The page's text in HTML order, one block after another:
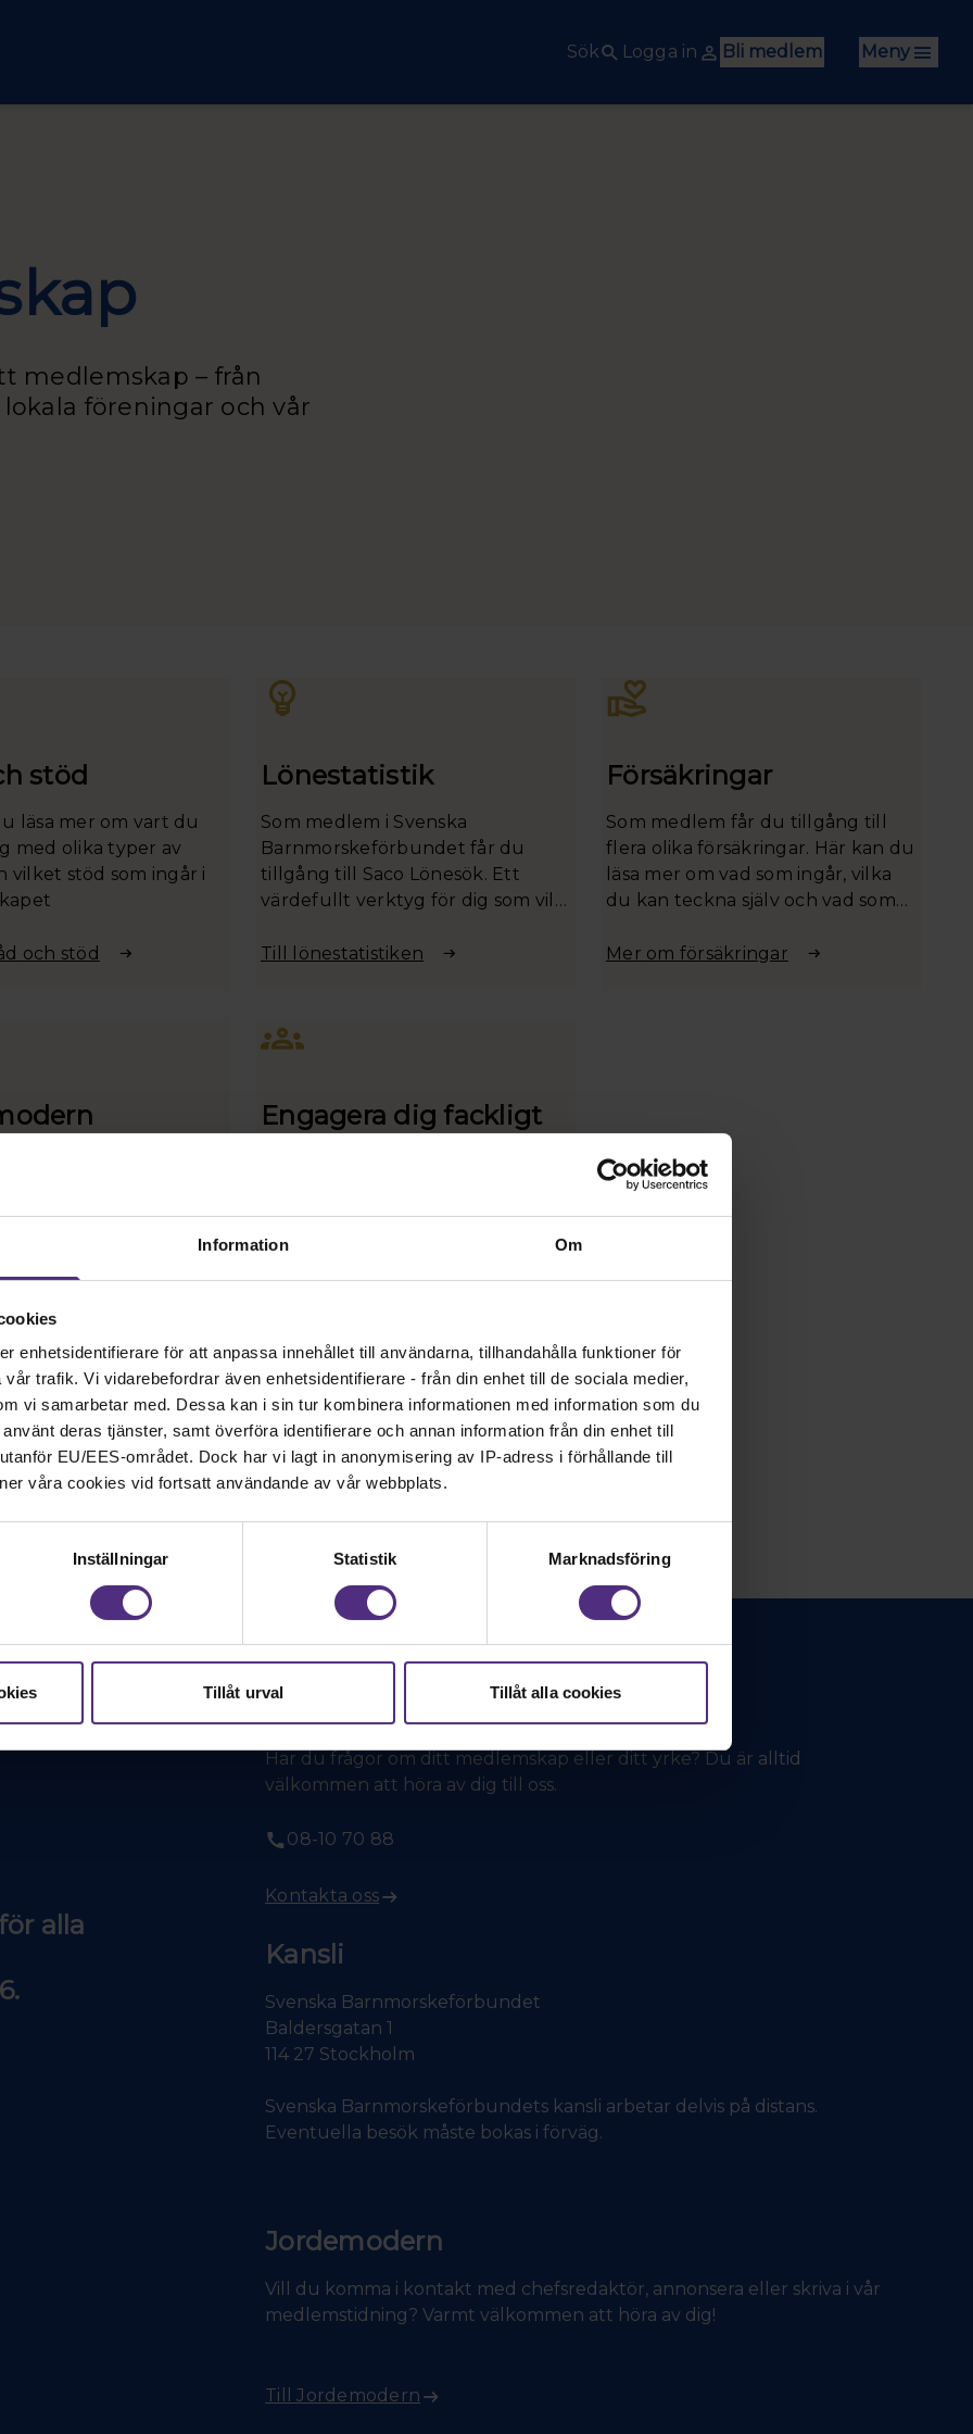
Information Om
enhetsidentifierare för att anpassa innehållet till användarna, tillhandahålla funktioner för
trafik. Vi vidarebefordrar även enhetsidentifierare - från din enhet till de sociala medier,
vi samarbetar med. Dessa kan i sin tur kombinera informationen med information som du
deras tjänster, samt överföra identifierare och annan information från din enhet till
EU/EES-området. Dock har vi lagt in anonymisering av IP-adress i förhållande till
våra cookies vid fortsatt användande av vår webbplats.
Inställningar Statistik Marknadsföring
Tillåt urval Tillåt alla cookies
Sök
Logga in Bli medlem Meny
medlemskap – från
föreningar och vår
stöd
läsa mer om vart du
med olika typer av
vilket stöd som ingår i
och stöd
Lönestatistik
Som medlem i Svenska
Barnmorskeförbundet får du
tillgång till Saco Lönesök. Ett
värdefullt verktyg för dig som vill
inför en kommande
Till lönestatistiken
Försäkringar
Som medlem får du tillgång till
flera olika försäkringar. Här kan du
läsa mer om vad som ingår, vilka
du kan teckna själv och vad som
Mer om försäkringar
– en tidning
Engagera dig fackligt
Engagera dig och bli fackligt
förtroendevald eller
Läs mer hos SRAT
alla
Har du frågor om ditt medlemskap eller ditt yrke? Du är alltid
välkommen att höra av dig till oss.
08-10 70 88
Kontakta oss
Kansli
Svenska Barnmorskeförbundet
Baldersgatan 1
114 27 Stockholm
Svenska Barnmorskeförbundets kansli arbetar delvis på distans.
Eventuella besök måste bokas i förväg.
Jordemodern
Vill du komma i kontakt med chefsredaktör, annonsera eller skriva i vår
medlemstidning? Varmt välkommen att höra av dig!
Till Jordemodern